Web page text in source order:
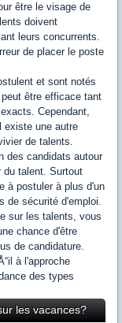
être le visage de
doivent
leurs concurrents.
de placer le poste
et sont notés
être efficace tant
Cependant,
existe une autre
de talents.
des candidats autour
du talent. Surtout
à postuler à plus d'un
de sécurité d'emploi.
sur les talents, vous
chance d'être
de candidature.
à l'approche
des types
les vacances?